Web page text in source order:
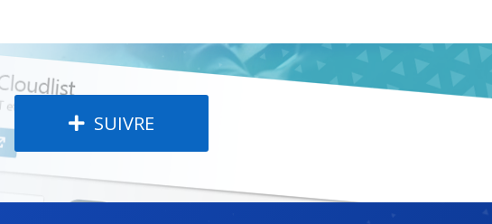
SUIVRE